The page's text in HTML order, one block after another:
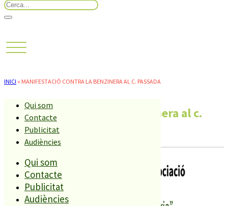
Qui som
Contacte
Publicitat
Audiències
Qui som
Contacte
Publicitat
Audiències
INICI » MANIFESTACIÓ CONTRA LA BENZINERA AL C. PASSADA
Manifestació contra la benzinera al c.
Passada